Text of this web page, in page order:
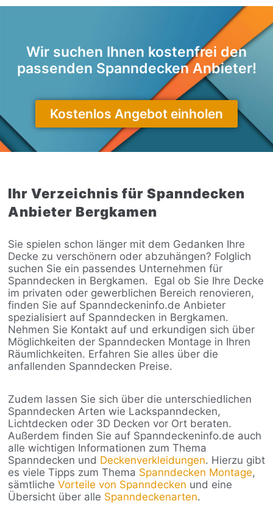
Wir suchen Ihnen kostenfrei den
passenden Spanndecken Anbieter!
Kostenlos Angebot einholen
Ihr Verzeichnis für Spanndecken
Anbieter Bergkamen
Sie spielen schon länger mit dem Gedanken Ihre
Decke zu verschönern oder abzuhängen? Folglich
suchen Sie ein passendes Unternehmen für
Spanndecken in Bergkamen. Egal ob Sie Ihre Decke
im privaten oder gewerblichen Bereich renovieren,
finden Sie auf Spanndeckeninfo.de Anbieter
spezialisiert auf Spanndecken in Bergkamen.
Nehmen Sie Kontakt auf und erkundigen sich über
Möglichkeiten der Spanndecken Montage in Ihren
Räumlichkeiten. Erfahren Sie alles über die
anfallenden Spanndecken Preise.
Zudem lassen Sie sich über die unterschiedlichen
Spanndecken Arten wie Lackspanndecken,
Lichtdecken oder 3D Decken vor Ort beraten.
Außerdem finden Sie auf Spanndeckeninfo.de auch
alle wichtigen Informationen zum Thema
Spanndecken und Deckenverkleidungen. Hierzu gibt
es viele Tipps zum Thema Spanndecken Montage,
sämtliche Vorteile von Spanndecken und eine
Übersicht über alle Spanndeckenarten.